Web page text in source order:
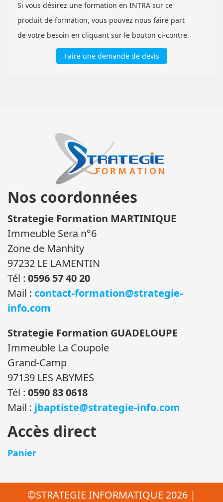
Si vous désirez une formation en INTRA sur ce
produit de formation, vous pouvez nous faire part
de votre besoin en cliquant sur le bouton ci-contre.
Faire une demande de devis
Nos coordonnées
Strategie Formation MARTINIQUE
Immeuble Sera n°6
Zone de Manhity
97232 LE LAMENTIN
Tél : 0596 57 40 20
Mail : contact-formation@strategie-
info.com
Strategie Formation GUADELOUPE
Immeuble La Coupole
Grand-Camp
97139 LES ABYMES
Tél : 0590 83 0618
Mail : jbaptiste@strategie-info.com
Accès direct
Panier
©STRATEGIE INFORMATIQUE 2026 |